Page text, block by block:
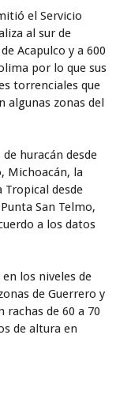
el Servicio
al sur de
Acapulco y a 600
por lo que sus
torrenciales que
algunas zonas del
huracán desde
Michoacán, la
desde
San Telmo,
a los datos
los niveles de
de Guerrero y
rachas de 60 a 70
de altura en